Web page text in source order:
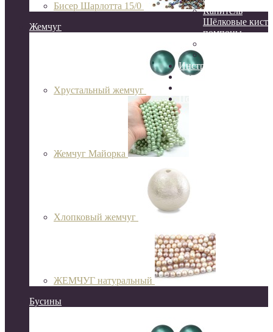
Бисер Шарлотта 15/0
Жемчуг
Хрустальный жемчуг
Жемчуг Майорка
Хлопковый жемчуг
ЖЕМЧУГ натуральный
Бусины
Канитель
Шёлковые
помпоны
Инструменты
Организация и